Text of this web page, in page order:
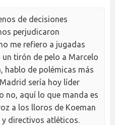
de decisiones
perjudicaron
me refiero a jugadas
tirón de pelo a Marcelo
hablo de polémicas más
sería hoy líder
no, aquí lo que manda es
a los lloros de Koeman
y directivos atléticos.